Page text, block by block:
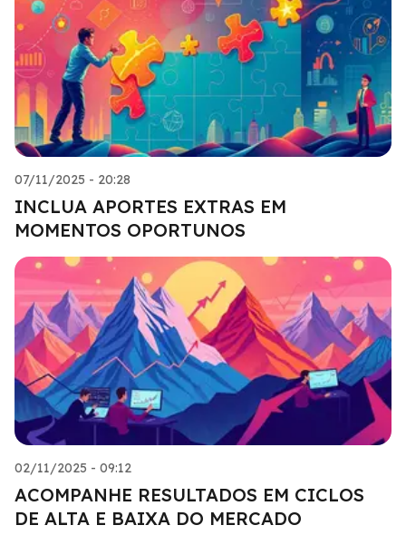
07/11/2025 - 20:28
INCLUA APORTES EXTRAS EM
MOMENTOS OPORTUNOS
02/11/2025 - 09:12
ACOMPANHE RESULTADOS EM CICLOS
DE ALTA E BAIXA DO MERCADO